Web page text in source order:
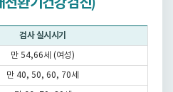
검사 실시시기
만 54,66세 (여성)
만 40, 50, 60, 70세